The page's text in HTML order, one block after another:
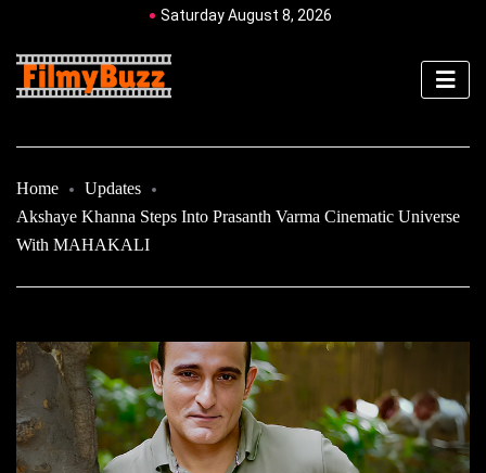
Saturday August 8, 2026
Home
Updates
Akshaye Khanna Steps Into Prasanth Varma Cinematic Universe
With MAHAKALI